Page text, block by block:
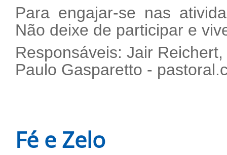
Para engajar-se nas
Não deixe de participar e
Responsáveis: Jair
Paulo Gasparetto -
Fé e Zelo